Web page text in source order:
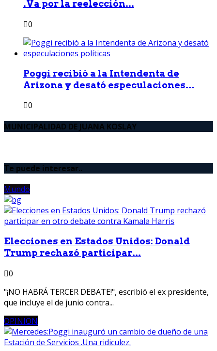
.Va por la reelección...
0
Poggi recibió a la Intendenta de
Arizona y desató especulaciones...
0
MUNICIPALIDAD DE JUANA KOSLAY
Te puede interesar..
Mundo
Elecciones en Estados Unidos: Donald
Trump rechazó participar...
0
"¡NO HABRÁ TERCER DEBATE!", escribió el ex presidente,
que incluye el de junio contra...
OPINION